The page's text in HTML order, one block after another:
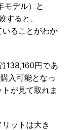
モデル）と
ると、
ることがわか
138,160円であ
入可能となっ
が見て取れま
ットは大き